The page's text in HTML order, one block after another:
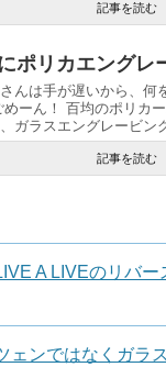
記事を読む
ポリカエングレ
んは手が遅いから、何
めーん！ 百均のポリカ
ガラスエングレービン
記事を読む
A LIVEのリバ
ェンではなくガラ